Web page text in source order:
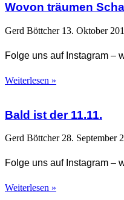
Wovon träumen
Gerd Böttcher 13. Oktober
Folge uns auf Instagram –
Weiterlesen »
Bald ist der 11.11.
Gerd Böttcher28. September
Folge uns auf Instagram –
Weiterlesen »